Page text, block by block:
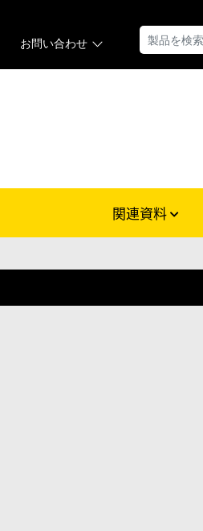
お問い合わせ
関連資料